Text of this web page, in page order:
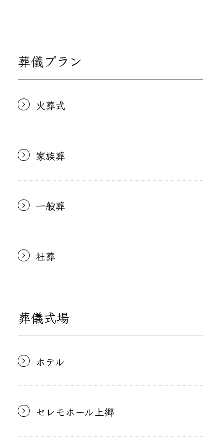
葬儀プラン
火葬式
家族葬
一般葬
社葬
葬儀式場
ホテル
セレモホール上郷